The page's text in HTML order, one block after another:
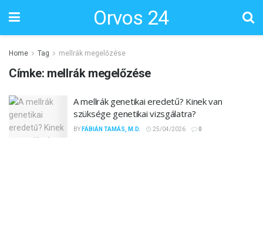
Orvos 24
Home Tag mellrák megelőzése
Címke: mellrák megelőzése
A mellrák genetikai eredetű? Kinek van
szüksége genetikai vizsgálatra?
BY FÁBIÁN TAMÁS, M.D. 25/04/2026 0